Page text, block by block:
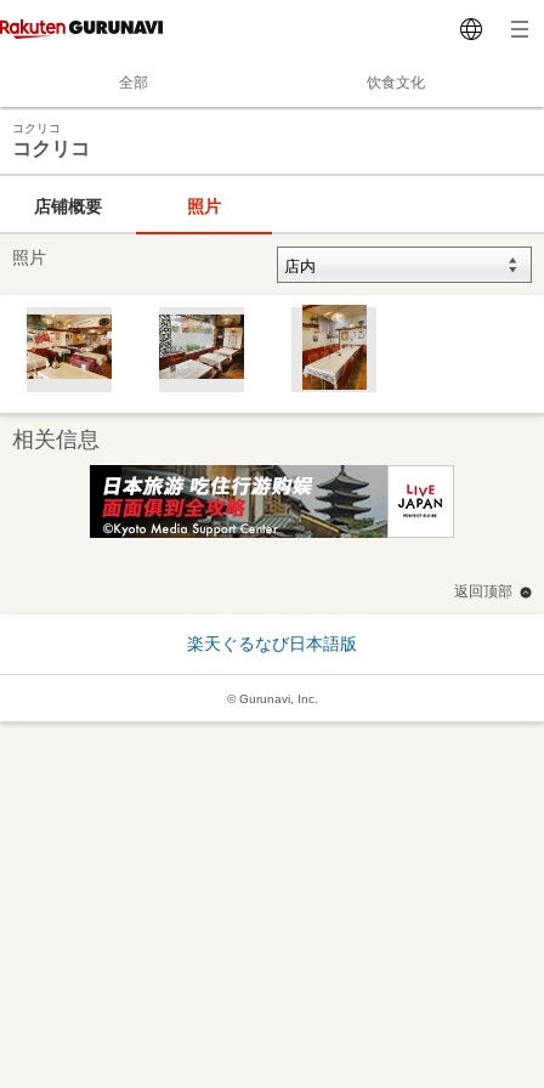
全部 饮食文化
コクリコ
コクリコ
店铺概要 照片
照片
相关信息
返回顶部
楽天ぐるなび日本語版
© Gurunavi, Inc.